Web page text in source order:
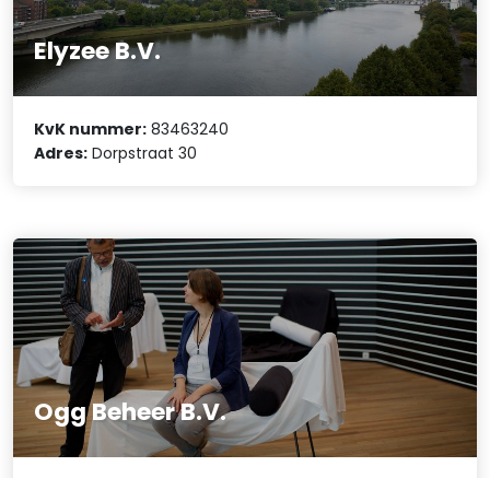
Elyzee B.V.
KvK nummer: 83463240
Adres: Dorpstraat 30
Ogg Beheer B.V.